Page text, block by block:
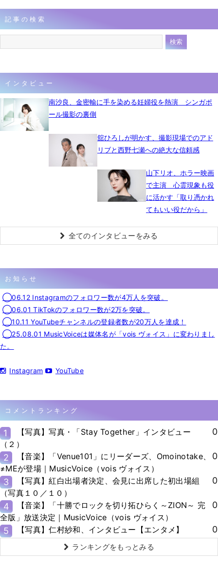
記事の検索
インタビュー
南沙良、金密輸に手を染める妊婦役を熱演 シンガポ
ール撮影の裏側
舘ひろしが明かす、撮影現場でのアド
リブと西野七瀬への絶大な信頼感
山下リオ、ホラー映画
で主演 心霊現象も役
に活かす「取り憑かれ
てもいい役だから」
全てのインタビューをみる
お知らせ
◯06.12 Instagramのフォロワー数が4万人を突破。
◯06.01 TikTokのフォロワー数が2万を突破。
◯10.11 YouTubeチャンネルの登録者数が20万人を達成！
◯25.08.01 MusicVoiceは媒体名が「vois ヴォイス」に変わりまし
た。
Instagram YouTube
コメントランキング
1
【写真】写真・「Stay Together」インタビュー
（２）
0
2
【音楽】「Venue101」にリーダーズ、Omoinotake、
≠MEが登場｜MusicVoice（vois ヴォイス）
0
3
【写真】紅白出場者決定、会見に出席した初出場組
（写真１０／１０）
0
4
【音楽】「十勝でロックを切り拓ひらく～ZION～ 完
全版」放送決定｜MusicVoice（vois ヴォイス）
0
5 【写真】仁村紗和、インタビュー【エンタメ】 0
ランキングをもっとみる